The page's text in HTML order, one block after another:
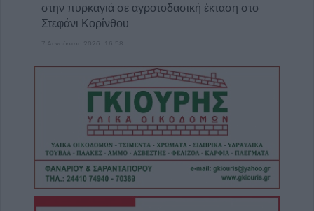
στην πυρκαγιά σε αγροτοδασική έκταση στο
Στεφάνι Κορίνθου
7 Αυγούστου 2026, 16:58
Το Σάββατο 8 Αυγούστου η κηδεία του
Δημήτριου Αρβανίτη - Αδάμου
7 Αυγούστου 2026, 16:51
Κορυφώνεται η έξοδος του Αυγούστου –
Χιλιάδες επιβάτες αναχωρούν από τα
λιμάνια
7 Αυγούστου 2026, 16:36
ΥΠΑΑΤ: Πρόσθετοι πόροι 12,5 εκατ. ευρώ